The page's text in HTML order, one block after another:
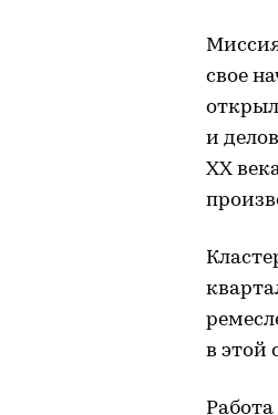
свое
и
XX
в этой